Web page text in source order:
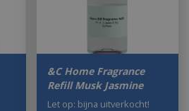
&C Home Fragrance
Refill Musk Jasmine
Let op: bijna uitverkocht!